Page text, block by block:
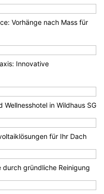
Vorhänge nach Mass für
Innovative
Wellnesshotel in Wildhaus SG
für Ihr Dach
durch gründliche Reinigung